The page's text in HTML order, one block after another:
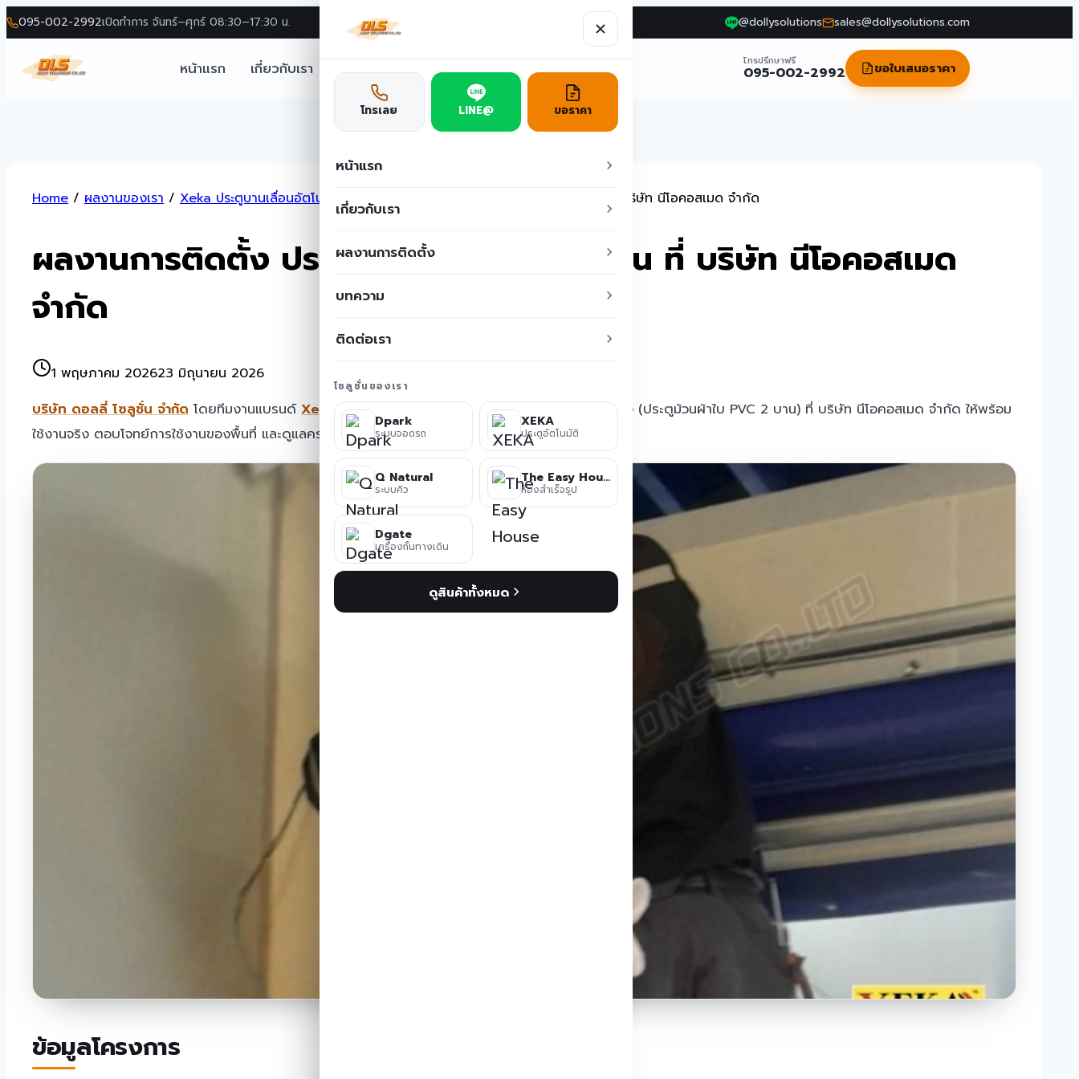
095-002-2992เปิดทำการ จันทร์–ศุกร์ 08:30–17:30 น. @dollysolutions sales@dollysolutions.com
หน้าแรก เกี่ยวกับเรา โซลูชั่น ผลงาน บทความ ติดต่อเรา โทรปรึกษาฟรี
095-002-2992 ขอใบเสนอราคา
โทรเลย LINE@ ขอราคา
หน้าแรก
เกี่ยวกับเรา
ผลงานการติดตั้ง
บทความ
ติดต่อเรา
โซลูชั่นของเรา
Dpark
ระบบจอดรถ
XEKA
ประตูอัตโนมัติ
Q Natural
ระบบคิว
The Easy House
ห้องสำเร็จรูป
Dgate
เครื่องกั้นทางเดิน
ดูสินค้าทั้งหมด
Home / ผลงานของเรา / Xeka ประตูบานเลื่อนอัตโนมัติ / ผลงานการติดตั้ง ประตูม้วนผ้าใบ PVC 2 บาน ที่ บริษัท นีโอคอสเมด จำกัด
ผลงานการติดตั้ง ประตูม้วนผ้าใบ PVC 2 บาน ที่ บริษัท นีโอคอสเมด
จำกัด
1 พฤษภาคม 202623 มิถุนายน 2026
บริษัท ดอลลี่ โซลูชั่น จำกัด โดยทีมงานแบรนด์ Xekaได้เข้าดำเนินการติดตั้งประตูม้วน PVC ความเร็วสูง (ประตูม้วนผ้าใบ PVC 2 บาน) ที่ บริษัท นีโอคอสเมด จำกัด ให้พร้อม
ใช้งานจริง ตอบโจทย์การใช้งานของพื้นที่ และดูแลครบตั้งแต่ต้นจนส่งมอบ
ข้อมูลโครงการ